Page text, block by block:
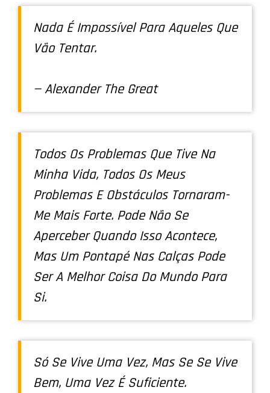
Nada É Impossível Para Aqueles Que
Vão Tentar.
— Alexander The Great
Todos Os Problemas Que Tive Na
Minha Vida, Todos Os Meus
Problemas E Obstáculos Tornaram-
Me Mais Forte. Pode Não Se
Aperceber Quando Isso Acontece,
Mas Um Pontapé Nas Calças Pode
Ser A Melhor Coisa Do Mundo Para
Si.
Só Se Vive Uma Vez, Mas Se Se Vive
Bem, Uma Vez É Suficiente.